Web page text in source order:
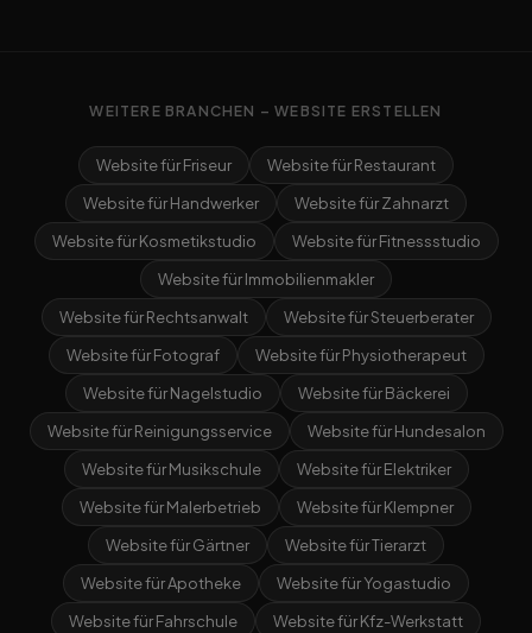
WEITERE BRANCHEN – WEBSITE ERSTELLEN
Website für Friseur
Website für Restaurant
Website für Handwerker
Website für Zahnarzt
Website für Kosmetikstudio
Website für Fitnessstudio
Website für Immobilienmakler
Website für Rechtsanwalt
Website für Steuerberater
Website für Fotograf
Website für Physiotherapeut
Website für Nagelstudio
Website für Bäckerei
Website für Reinigungsservice
Website für Hundesalon
Website für Musikschule
Website für Elektriker
Website für Malerbetrieb
Website für Klempner
Website für Gärtner
Website für Tierarzt
Website für Apotheke
Website für Yogastudio
Website für Fahrschule
Website für Kfz-Werkstatt